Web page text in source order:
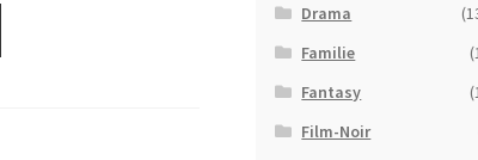
Drama
Familie
Fantasy
Film-Noir